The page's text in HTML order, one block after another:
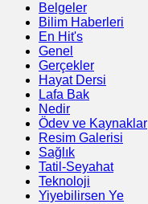
Belgeler
Bilim Haberleri
En Hit's
Genel
Gerçekler
Hayat Dersi
Lafa Bak
Nedir
Ödev ve Kaynaklar
Resim Galerisi
Sağlık
Tatil-Seyahat
Teknoloji
Yiyebilirsen Ye